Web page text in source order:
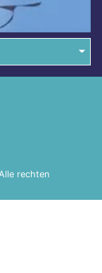
rechten